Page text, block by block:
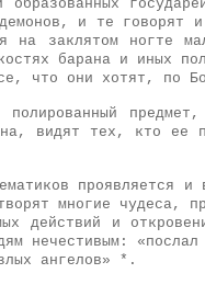
образованных
и те говорят
на заклятом ногте
барана и иных
что они хотят, по
полированный
видят тех, кто ее
проявляется
многие чудеса,
действий и
нечестивым:
ангелов» *.